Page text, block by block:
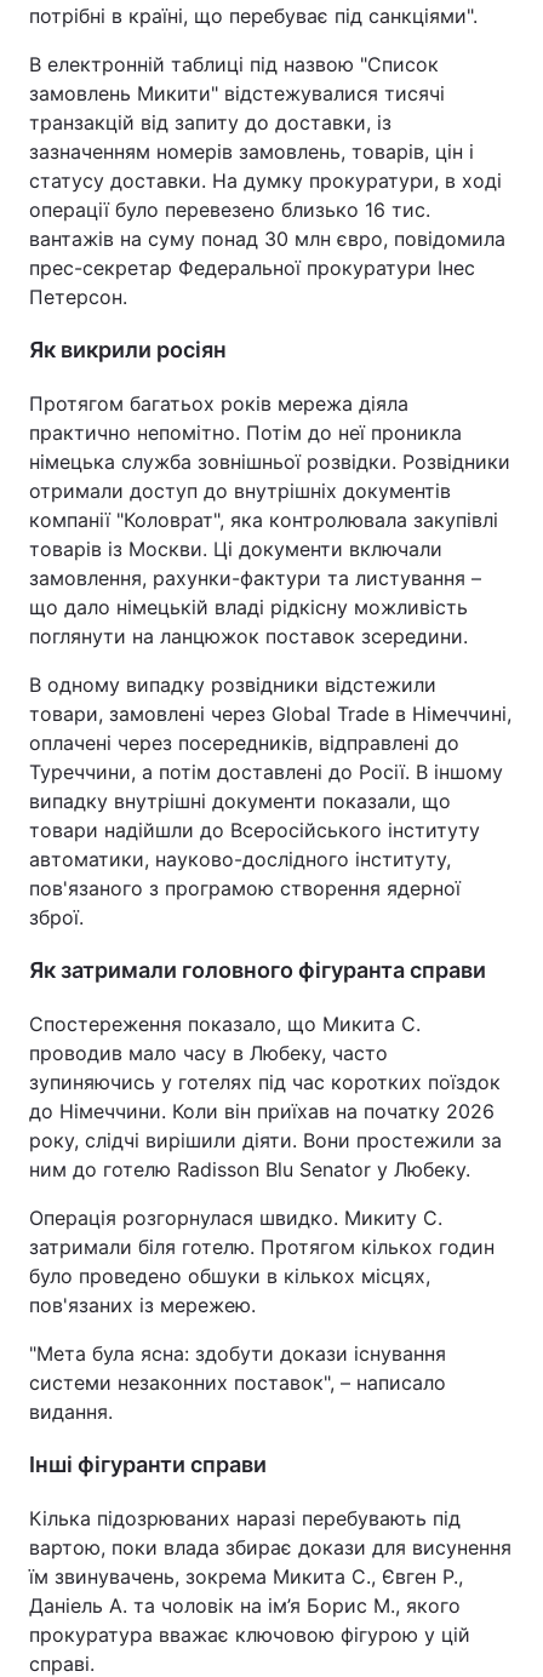
потрібні в країні, що перебуває під санкціями".
В електронній таблиці під назвою "Список
замовлень Микити" відстежувалися тисячі
транзакцій від запиту до доставки, із
зазначенням номерів замовлень, товарів, цін і
статусу доставки. На думку прокуратури, в ході
операції було перевезено близько 16 тис.
вантажів на суму понад 30 млн євро, повідомила
прес-секретар Федеральної прокуратури Інес
Петерсон.
Як викрили росіян
Протягом багатьох років мережа діяла
практично непомітно. Потім до неї проникла
німецька служба зовнішньої розвідки. Розвідники
отримали доступ до внутрішніх документів
компанії "Коловрат", яка контролювала закупівлі
товарів із Москви. Ці документи включали
замовлення, рахунки-фактури та листування –
що дало німецькій владі рідкісну можливість
поглянути на ланцюжок поставок зсередини.
В одному випадку розвідники відстежили
товари, замовлені через Global Trade в Німеччині,
оплачені через посередників, відправлені до
Туреччини, а потім доставлені до Росії. В іншому
випадку внутрішні документи показали, що
товари надійшли до Всеросійського інституту
автоматики, науково-дослідного інституту,
пов'язаного з програмою створення ядерної
зброї.
Як затримали головного фігуранта справи
Спостереження показало, що Микита С.
проводив мало часу в Любеку, часто
зупиняючись у готелях під час коротких поїздок
до Німеччини. Коли він приїхав на початку 2026
року, слідчі вирішили діяти. Вони простежили за
ним до готелю Radisson Blu Senator у Любеку.
Операція розгорнулася швидко. Микиту С.
затримали біля готелю. Протягом кількох годин
було проведено обшуки в кількох місцях,
пов'язаних із мережею.
"Мета була ясна: здобути докази існування
системи незаконних поставок", – написало
видання.
Інші фігуранти справи
Кілька підозрюваних наразі перебувають під
вартою, поки влада збирає докази для висунення
їм звинувачень, зокрема Микита С., Євген Р.,
Даніель А. та чоловік на ім’я Борис М., якого
прокуратура вважає ключовою фігурою у цій
справі.